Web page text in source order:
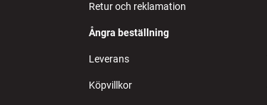
Retur och reklamation
Ångra beställning
Leverans
Köpvillkor